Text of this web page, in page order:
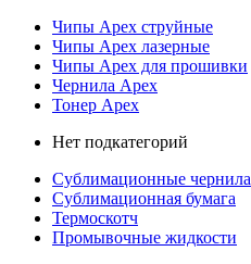
Чипы Apex струйные
Чипы Apex лазерные
Чипы Apex для прошивки
Чернила Apex
Тонер Apex
Нет подкатегорий
Сублимационные чернила
Сублимационная бумага
Термоскотч
Промывочные жидкости